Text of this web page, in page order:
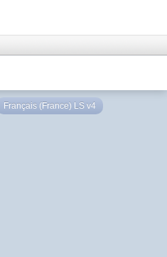
Français (France) LS v4